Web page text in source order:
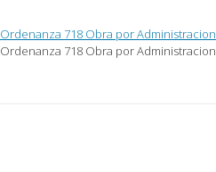
Ordenanza 718 Obra por Administracion
Ordenanza 718 Obra por Administracion